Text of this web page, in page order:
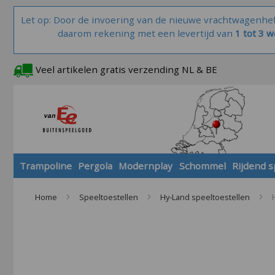
Let op: Door de invoering van de nieuwe
daarom rekening met een levertijd van 1 tot 3
Veel artikelen gratis verzending NL & BE
Trampoline Pergola Modernplay Schommel Rijdend
Home Speeltoestellen Hy-Land speeltoestellen